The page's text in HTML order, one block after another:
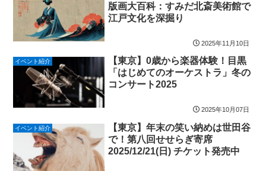
版画大百科：すみだ北斎美術館で
江戸文化を深掘り
2025年11月10日
イベント紹介
【東京】0歳から楽器体験！目黒
「はじめてのオーケストラ」冬の
コンサート2025
2025年10月07日
イベント紹介
【東京】年末の笑い納めは世田谷
で！第八回せせらぎ寄席
2025/12/21(日) チケット発売中